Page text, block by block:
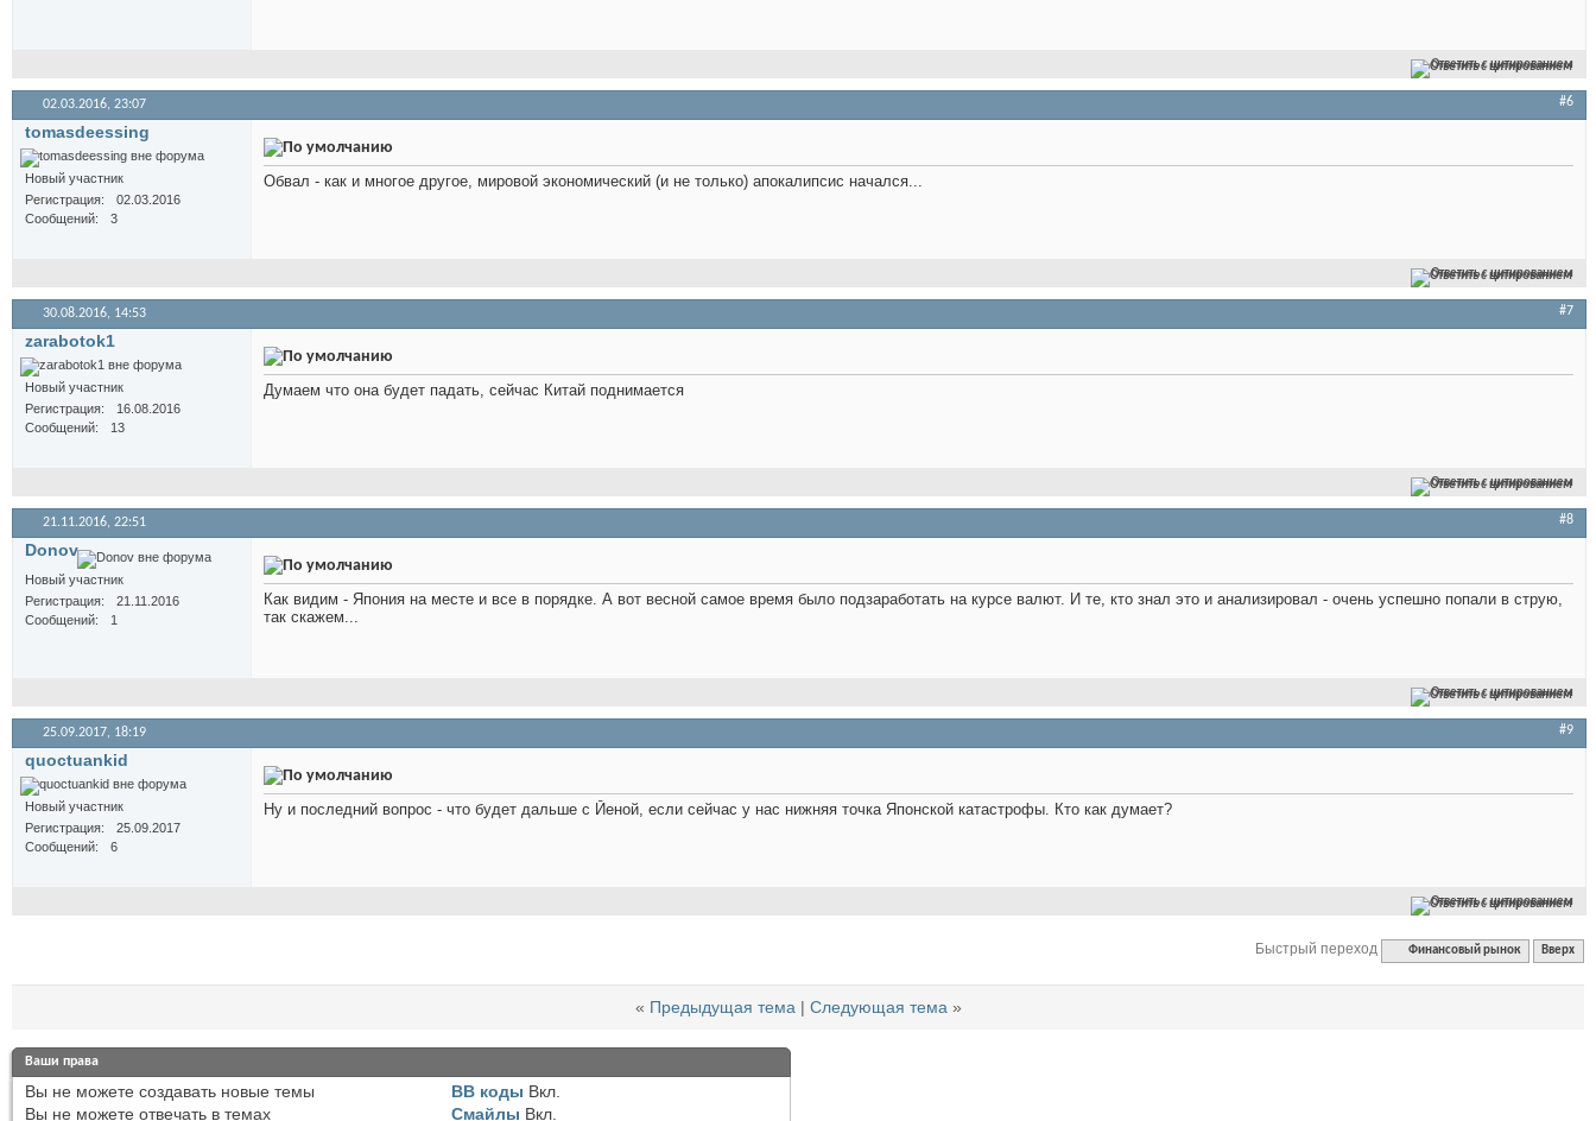
Ответить с цитированием
02.03.2016, 23:07 #6
tomasdeessing
Новый участник
Регистрация
02.03.2016
Сообщений
3
Обвал - как и многое другое, мировой экономический (и не только) апокалипсис начался...
Ответить с цитированием
30.08.2016, 14:53 #7
zarabotok1
Новый участник
Регистрация
16.08.2016
Сообщений
13
Думаем что она будет падать, сейчас Китай поднимается
Ответить с цитированием
21.11.2016, 22:51 #8
Donov
Новый участник
Регистрация
21.11.2016
Сообщений
1
Как видим - Япония на месте и все в порядке. А вот весной самое время было подзаработать на курсе валют. И те, кто знал это и анализировал - очень успешно попали в струю,
так скажем...
Ответить с цитированием
25.09.2017, 18:19 #9
quoctuankid
Новый участник
Регистрация
25.09.2017
Сообщений
6
Ну и последний вопрос - что будет дальше с Йеной, если сейчас у нас нижняя точка Японской катастрофы. Кто как думает?
Ответить с цитированием
Быстрый переход Финансовый рынок Вверх
« Предыдущая тема| Следующая тема »
Ваши права
Вы не можете создавать новые темы
Вы не можете отвечать в темах
BB коды Вкл.
Смайлы Вкл.